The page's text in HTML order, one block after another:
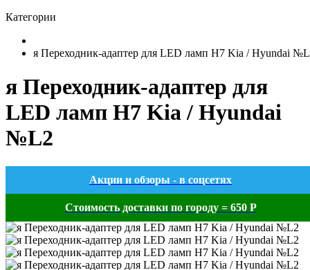
Категории
я Переходник-адаптер для LED ламп H7 Kia / Hyundai
я Переходник-адаптер для
LED ламп H7 Kia / Hyundai
№L2
Акции и обзоры - в соцсетях
Стоимость доставки по городу = 650 Р